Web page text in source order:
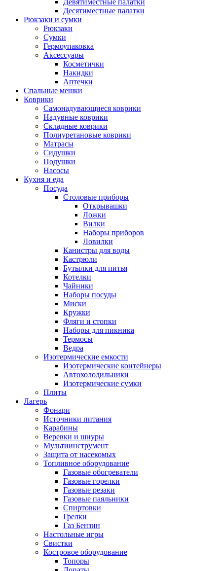
Девятиместные палатки
Десятиместные палатки
Рюкзаки и сумки
Рюкзаки
Сумки
Гермоупаковка
Аксессуары
Косметички
Накидки
Аптечки
Спальные мешки
Коврики
Самонадувающиеся коврики
Надувные коврики
Складные коврики
Полиуретановые коврики
Матрасы
Сидушки
Подушки
Насосы
Кухня и еда
Посуда
Столовые приборы
Открывашки
Ложки
Вилки
Наборы приборов
Ловилки
Канистры для воды
Кастрюли
Бутылки для питья
Котелки
Чайники
Наборы посуды
Миски
Кружки
Фляги и стопки
Наборы для пикника
Термосы
Ведра
Изотермические емкости
Изотермические контейнеры
Автохолодильники
Изотермические сумки
Плиты
Лагерь
Фонари
Источники питания
Карабины
Веревки и шнуры
Мультиинструмент
Защита от насекомых
Топливное оборудование
Газовые обогреватели
Газовые горелки
Газовые резаки
Газовые паяльники
Спиртовки
Грелки
Газ Бензин
Настольные игры
Свистки
Костровое оборудование
Топоры